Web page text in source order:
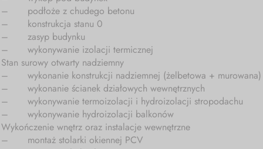
–
podłoże z chudego betonu
–
konstrukcja stanu 0
–
zasyp budynku
–
wykonywanie izolacji termicznej
Stan surowy otwarty nadziemny
–
wykonanie konstrukcji nadziemnej (żelbetowa + murowana)
–
wykonanie ścianek działowych wewnętrznych
–
wykonywanie termoizolacji i hydroizolacji stropodachu
–
wykonywanie hydroizolacji balkonów
Wykończenie wnętrz oraz instalacje wewnętrzne
–
montaż stolarki okiennej PCV